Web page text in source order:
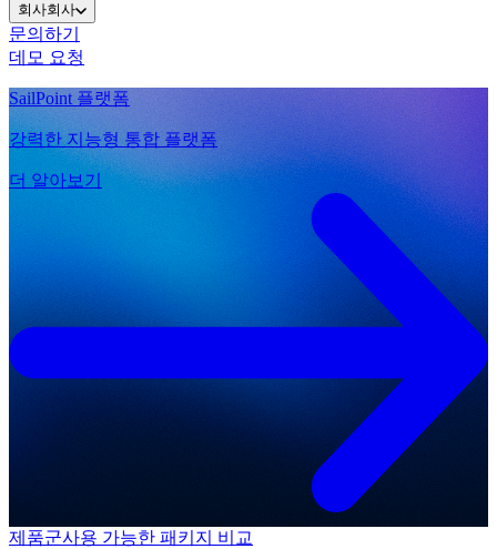
회사회사
문의하기
데모 요청
SailPoint 플랫폼
강력한 지능형 통합 플랫폼
더 알아보기
제품군사용 가능한 패키지 비교